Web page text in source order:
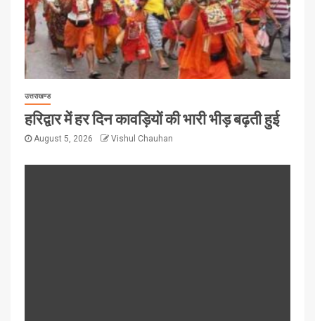
उत्तराखण्ड
हरिद्वार में हर दिन कावड़ियों की भारी भीड़ बढ़ती हुई
August 5, 2026 Vishul Chauhan